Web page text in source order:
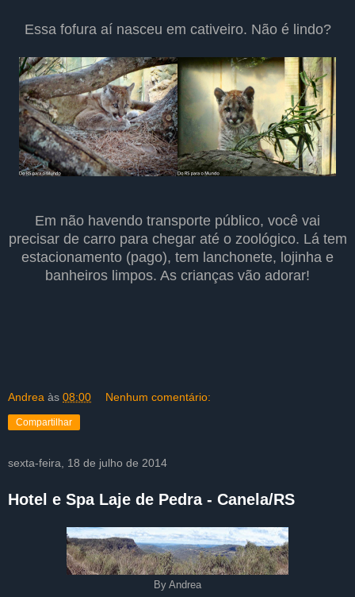
Essa fofura aí nasceu em cativeiro. Não é lindo?
Em não havendo transporte público, você vai
precisar de carro para chegar até o zoológico. Lá tem
estacionamento (pago), tem lanchonete, lojinha e
banheiros limpos. As crianças vão adorar!
Andrea às 08:00 Nenhum comentário:
Compartilhar
sexta-feira, 18 de julho de 2014
Hotel e Spa Laje de Pedra - Canela/RS
By Andrea